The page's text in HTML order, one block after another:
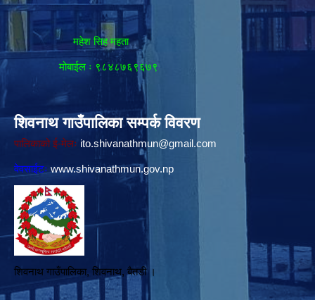
महेश सिह महता
मोबाईल ः ९८४८७६९६७९
शिवनाथ गाउँपालिका सम्पर्क विवरण
पालिकाको ई-मेलः ito.shivanathmun@gmail.com
वेवसाईटः www.shivanathmun.gov.np
शिवनाथ गाउँपालिका, शिवनाथ, बैतडी ।